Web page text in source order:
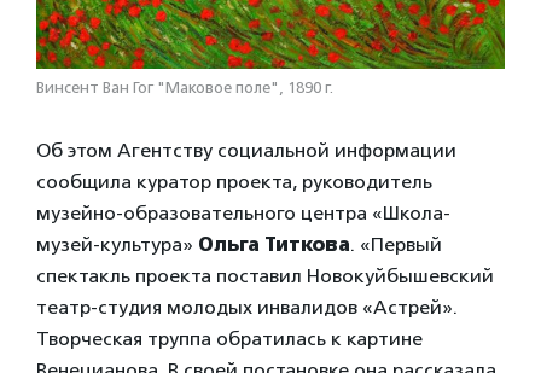
Винсент Ван Гог "Маковое поле", 1890 г.
Об этом Агентству социальной информации
сообщила куратор проекта, руководитель
музейно-образовательного центра «Школа-
музей-культура» Ольга Титкова. «Первый
спектакль проекта поставил Новокуйбышевский
театр-студия молодых инвалидов «Астрей».
Творческая труппа обратилась к картине